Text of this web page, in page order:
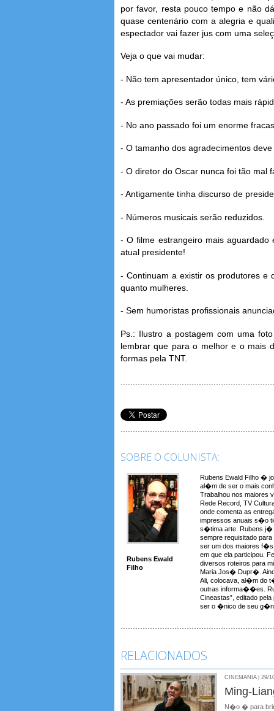
por favor, resta pouco tempo e não
quase centenário com a alegria e
espectador vai fazer jus com uma
Veja o que vai mudar:
- Não tem apresentador único, tem
- As premiações serão todas mais
- No ano passado foi um enorme
- O tamanho dos agradecimentos
- O diretor do Oscar nunca foi tão mal
- Antigamente tinha discurso de
- Números musicais serão reduzidos.
- O filme estrangeiro mais
atual presidente!
- Continuam a existir os produtores e
quanto mulheres.
- Sem humoristas profissionais
Ps.: Ilustro a postagem com uma
lembrar que para o melhor e o mais
formas pela TNT.
SOBRE O COLUNISTA:
Rubens Ewald
Filho
Rubens Ewald Filho �
al�m de ser o mais
Trabalhou nos
Rede Record, TV
onde comenta as
impressos anuais s�o
s�tima arte. Rubens j�
sempre requisitado
ser um dos maiores
em que ela participou.
diversos roteiros para
Maria Jos� Dupr�.
Ali, colocava, al�m do
outras informa��es.
Cineastas”, editado
ser o �nico de seu
RELACIONADOS
CINEMANIA | 29/
Ming-
N�o � para